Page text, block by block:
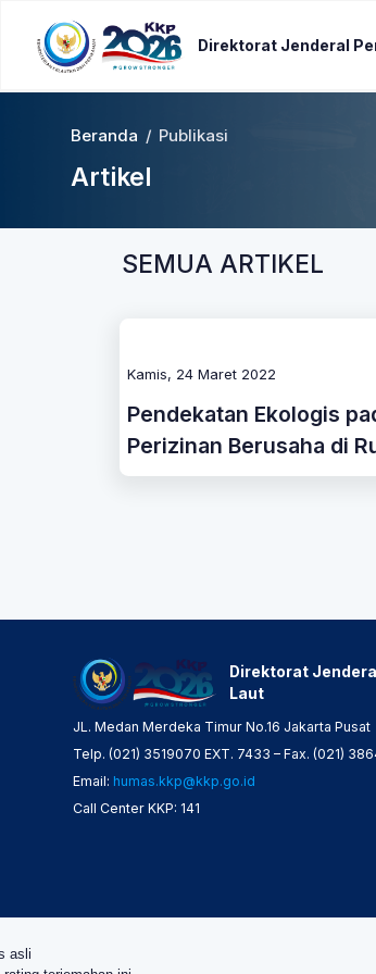
Direktorat Jenderal
Beranda / Publikasi
Artikel
SEMUA ARTIKEL
Kamis, 24 Maret 2022
Pendekatan Ekologis
Perizinan Berusaha di
Direktorat
Laut
JL. Medan Merdeka Timur No.16 Jakarta Pusat
Telp. (021) 3519070 EXT. 7433 – Fax. (021)
Email: humas.kkp@kkp.go.id
Call Center KKP: 141
asli